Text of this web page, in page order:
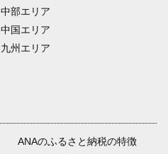
中部エリア
中国エリア
九州エリア
ANAのふるさと納税の特徴